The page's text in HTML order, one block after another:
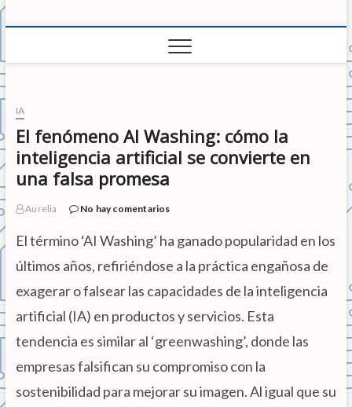
IA
El fenómeno AI Washing: cómo la
inteligencia artificial se convierte en
una falsa promesa
Aurelia No hay comentarios
El término ‘AI Washing’ ha ganado popularidad en los
últimos años, refiriéndose a la práctica engañosa de
exagerar o falsear las capacidades de la inteligencia
artificial (IA) en productos y servicios. Esta
tendencia es similar al ‘greenwashing’, donde las
empresas falsifican su compromiso con la
sostenibilidad para mejorar su imagen. Al igual que su